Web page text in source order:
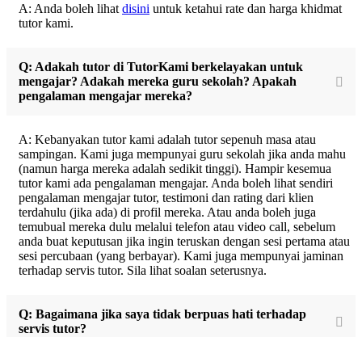
A: Anda boleh lihat disini untuk ketahui rate dan harga khidmat
tutor kami.
Q: Adakah tutor di TutorKami berkelayakan untuk
mengajar? Adakah mereka guru sekolah? Apakah
pengalaman mengajar mereka?
A: Kebanyakan tutor kami adalah tutor sepenuh masa atau
sampingan. Kami juga mempunyai guru sekolah jika anda mahu
(namun harga mereka adalah sedikit tinggi). Hampir kesemua
tutor kami ada pengalaman mengajar. Anda boleh lihat sendiri
pengalaman mengajar tutor, testimoni dan rating dari klien
terdahulu (jika ada) di profil mereka. Atau anda boleh juga
temubual mereka dulu melalui telefon atau video call, sebelum
anda buat keputusan jika ingin teruskan dengan sesi pertama atau
sesi percubaan (yang berbayar). Kami juga mempunyai jaminan
terhadap servis tutor. Sila lihat soalan seterusnya.
Q: Bagaimana jika saya tidak berpuas hati terhadap
servis tutor?